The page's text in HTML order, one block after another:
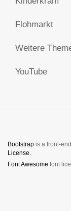
Flohmarkt
Weitere
YouTube
Bootstrap is a front-
License.
Font Awesome font